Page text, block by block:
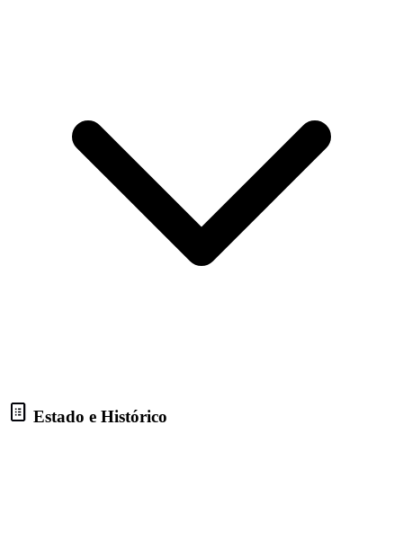
Estado e Histórico